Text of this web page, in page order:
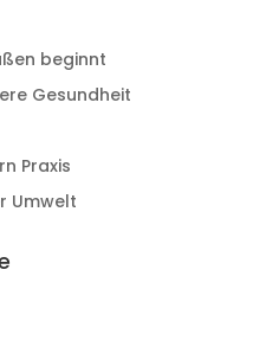
beginnt
Gesundheit
Praxis
Umwelt